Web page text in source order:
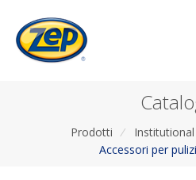
Prodotti / Institutional
Accessori per